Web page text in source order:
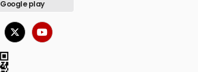
Google play